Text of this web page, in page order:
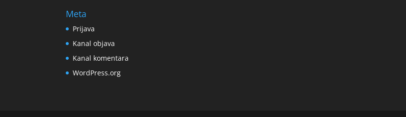
Meta
Prijava
Kanal objava
Kanal komentara
WordPress.org